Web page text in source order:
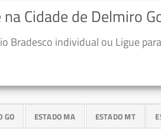
Cidade de Delmiro
Bradesco individual ou Ligue
GO ESTADO MA ESTADO MT